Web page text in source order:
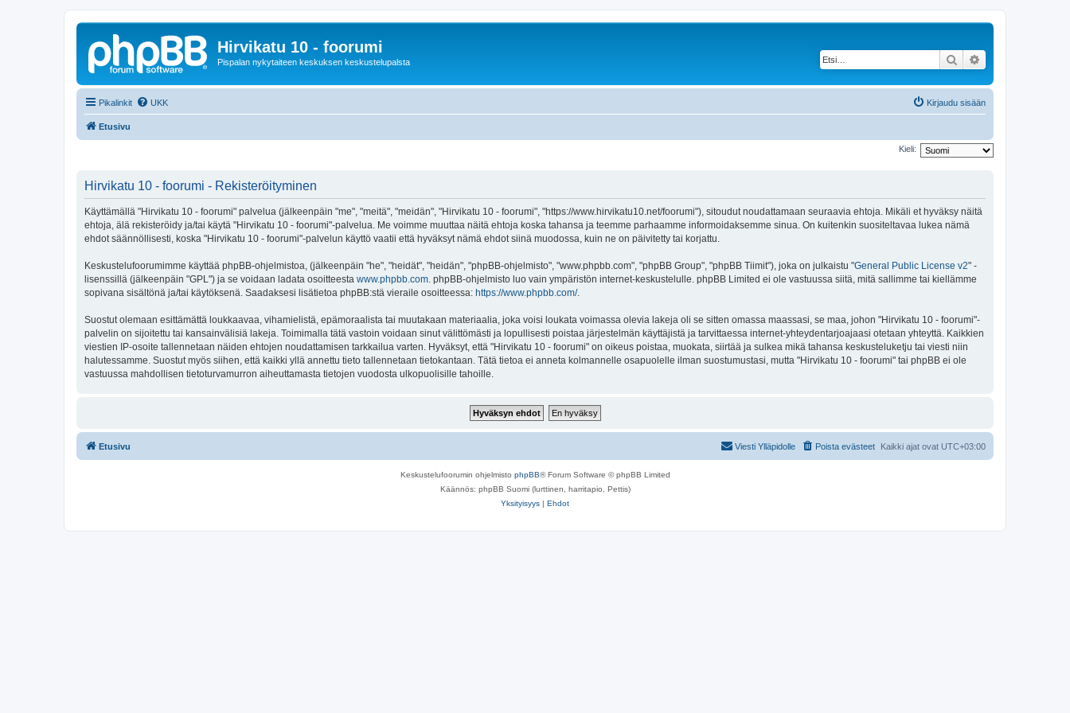
Hirvikatu 10 - foorumi
Pispalan nykytaiteen keskuksen keskustelupalsta Etsi
Pikalinkit UKK Kirjaudu sisään
Etusivu
Kieli:
Hirvikatu 10 - foorumi - Rekisteröityminen
Käyttämällä "Hirvikatu 10 - foorumi" palvelua (jälkeenpäin "me", "meitä", "meidän", "Hirvikatu 10 - foorumi", "https://www.hirvikatu10.net/foorumi"), sitoudut noudattamaan seuraavia ehtoja. Mikäli et hyväksy näitä
ehtoja, älä rekisteröidy ja/tai käytä "Hirvikatu 10 - foorumi"-palvelua. Me voimme muuttaa näitä ehtoja koska tahansa ja teemme parhaamme informoidaksemme sinua. On kuitenkin suositeltavaa lukea nämä
ehdot säännöllisesti, koska "Hirvikatu 10 - foorumi"-palvelun käyttö vaatii että hyväksyt nämä ehdot siinä muodossa, kuin ne on päivitetty tai korjattu.
Keskustelufoorumimme käyttää phpBB-ohjelmistoa, (jälkeenpäin "he", "heidät", "heidän", "phpBB-ohjelmisto", "www.phpbb.com", "phpBB Group", "phpBB Tiimit"), joka on julkaistu "General Public License v2" -
lisenssillä (jälkeenpäin "GPL") ja se voidaan ladata osoitteesta www.phpbb.com. phpBB-ohjelmisto luo vain ympäristön internet-keskustelulle. phpBB Limited ei ole vastuussa siitä, mitä sallimme tai kiellämme
sopivana sisältönä ja/tai käytöksenä. Saadaksesi lisätietoa phpBB:stä vieraile osoitteessa: https://www.phpbb.com/.
Suostut olemaan esittämättä loukkaavaa, vihamielistä, epämoraalista tai muutakaan materiaalia, joka voisi loukata voimassa olevia lakeja oli se sitten omassa maassasi, se maa, johon "Hirvikatu 10 - foorumi"-
palvelin on sijoitettu tai kansainvälisiä lakeja. Toimimalla tätä vastoin voidaan sinut välittömästi ja lopullisesti poistaa järjestelmän käyttäjistä ja tarvittaessa internet-yhteydentarjoajaasi otetaan yhteyttä. Kaikkien
viestien IP-osoite tallennetaan näiden ehtojen noudattamisen tarkkailua varten. Hyväksyt, että "Hirvikatu 10 - foorumi" on oikeus poistaa, muokata, siirtää ja sulkea mikä tahansa keskusteluketju tai viesti niin
halutessamme. Suostut myös siihen, että kaikki yllä annettu tieto tallennetaan tietokantaan. Tätä tietoa ei anneta kolmannelle osapuolelle ilman suostumustasi, mutta "Hirvikatu 10 - foorumi" tai phpBB ei ole
vastuussa mahdollisen tietoturvamurron aiheuttamasta tietojen vuodosta ulkopuolisille tahoille.
Etusivu Kaikki ajat ovat UTC+03:00
Poista evästeet
Viesti Ylläpidolle
Keskustelufoorumin ohjelmisto phpBB® Forum Software © phpBB Limited
Käännös: phpBB Suomi (lurttinen, harritapio, Pettis)
Yksityisyys | Ehdot